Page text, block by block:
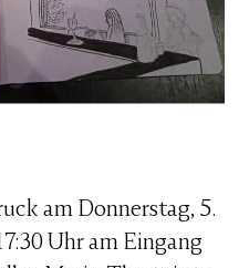
am Donnerstag, 5.
Uhr am Eingang